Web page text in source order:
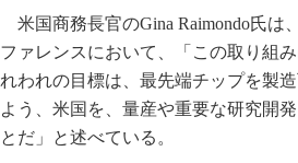
米国商務長官のGina Raimondo氏は
ファレンスにおいて、「この取り組
れわれの目標は、最先端チップを製
よう、米国を、量産や重要な研究開
とだ」と述べている。